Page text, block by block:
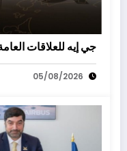
جي إيه للعلاقات
05/08/2026